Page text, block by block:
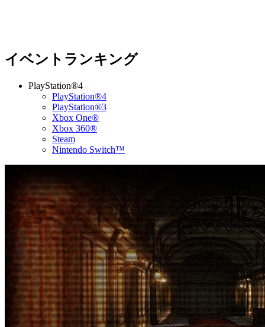
イベントランキング
PlayStation®4
PlayStation®4
PlayStation®3
Xbox One®
Xbox 360®
Steam
Nintendo Switch™